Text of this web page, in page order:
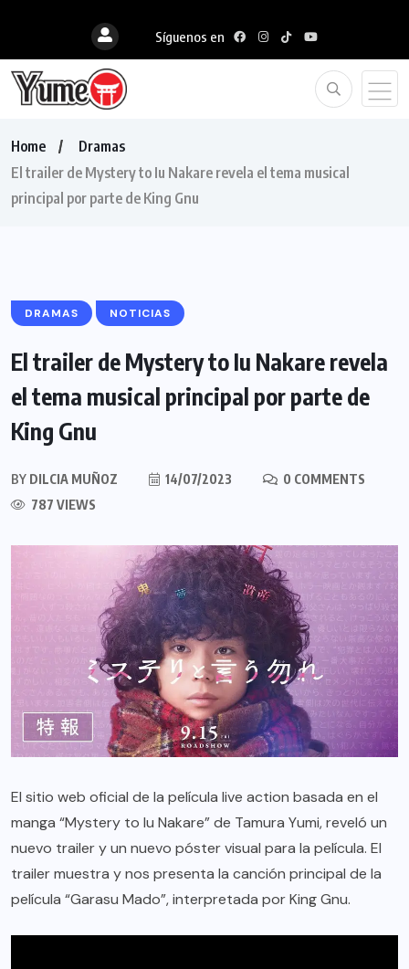
Síguenos en
Home
Dramas
El trailer de Mystery to Iu Nakare revela el tema musical
principal por parte de King Gnu
DRAMAS NOTICIAS
El trailer de Mystery to Iu Nakare revela
el tema musical principal por parte de
King Gnu
BY DILCIA MUÑOZ 14/07/2023
0 COMMENTS
787 VIEWS
El sitio web oficial de la película live action basada en el
manga “Mystery to Iu Nakare” de Tamura Yumi, reveló un
nuevo trailer y un nuevo póster visual para la película. El
trailer muestra y nos presenta la canción principal de la
película “Garasu Mado”, interpretada por King Gnu.